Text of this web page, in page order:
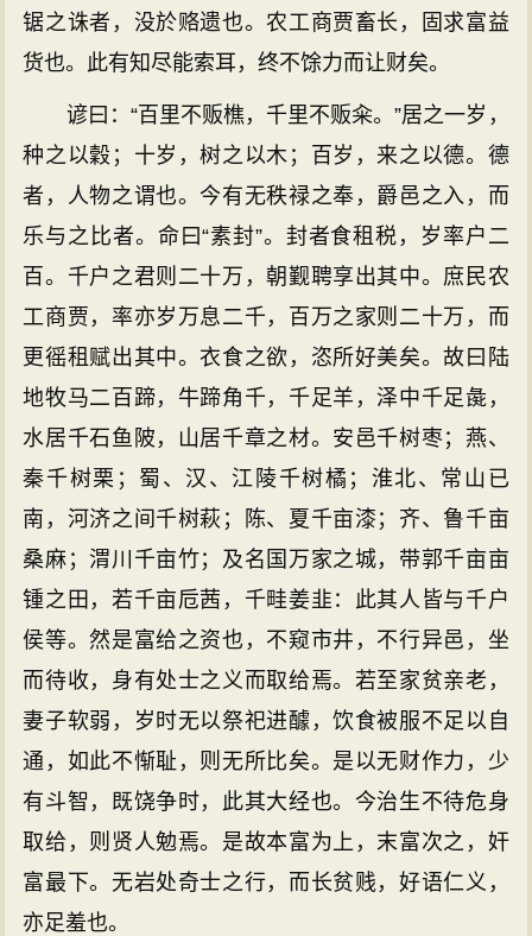
锯之诛者，没於赂遗也。农工商贾畜长，固求富益
货也。此有知尽能索耳，终不馀力而让财矣。
谚曰：“百里不贩樵，千里不贩籴。”居之一岁，
种之以穀；十岁，树之以木；百岁，来之以德。德
者，人物之谓也。今有无秩禄之奉，爵邑之入，而
乐与之比者。命曰“素封”。封者食租税，岁率户二
百。千户之君则二十万，朝觐聘享出其中。庶民农
工商贾，率亦岁万息二千，百万之家则二十万，而
更徭租赋出其中。衣食之欲，恣所好美矣。故曰陆
地牧马二百蹄，牛蹄角千，千足羊，泽中千足彘，
水居千石鱼陂，山居千章之材。安邑千树枣；燕、
秦千树栗；蜀、汉、江陵千树橘；淮北、常山已
南，河济之间千树萩；陈、夏千亩漆；齐、鲁千亩
桑麻；渭川千亩竹；及名国万家之城，带郭千亩亩
锺之田，若千亩卮茜，千畦姜韭：此其人皆与千户
侯等。然是富给之资也，不窥市井，不行异邑，坐
而待收，身有处士之义而取给焉。若至家贫亲老，
妻子软弱，岁时无以祭祀进醵，饮食被服不足以自
通，如此不惭耻，则无所比矣。是以无财作力，少
有斗智，既饶争时，此其大经也。今治生不待危身
取给，则贤人勉焉。是故本富为上，末富次之，奸
富最下。无岩处奇士之行，而长贫贱，好语仁义，
亦足羞也。